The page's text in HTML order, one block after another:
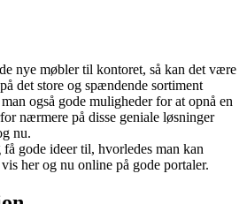
nye møbler til kontoret, så kan det være
det store og spændende sortiment
også gode muligheder for at opnå en
nærmere på disse geniale løsninger
nu.
gode ideer til, hvorledes man kan
her og nu online på gode portaler.